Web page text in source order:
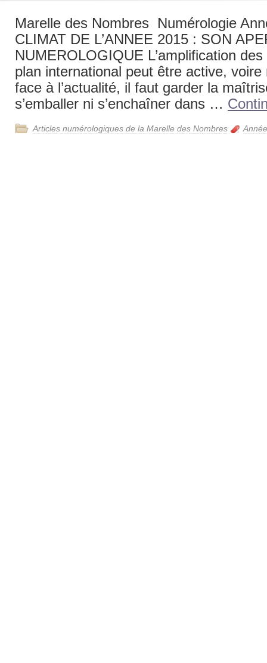
Marelle des Nombres Numérologie
CLIMAT DE L’ANNEE 2015 : SON
NUMEROLOGIQUE L’amplification
plan international peut être active,
face à l’actualité, il faut garder la
s’emballer ni s’enchaîner dans …
Articles numérologiques de la Marelle des Nombres